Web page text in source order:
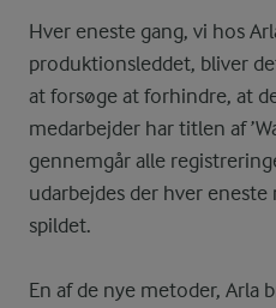
Hver eneste gang, vi hos
produktionsleddet, bliver
at forsøge at forhindre, at
medarbejder har titlen af
gennemgår alle
udarbejdes der hver
spildet.
En af de nye metoder, Arla